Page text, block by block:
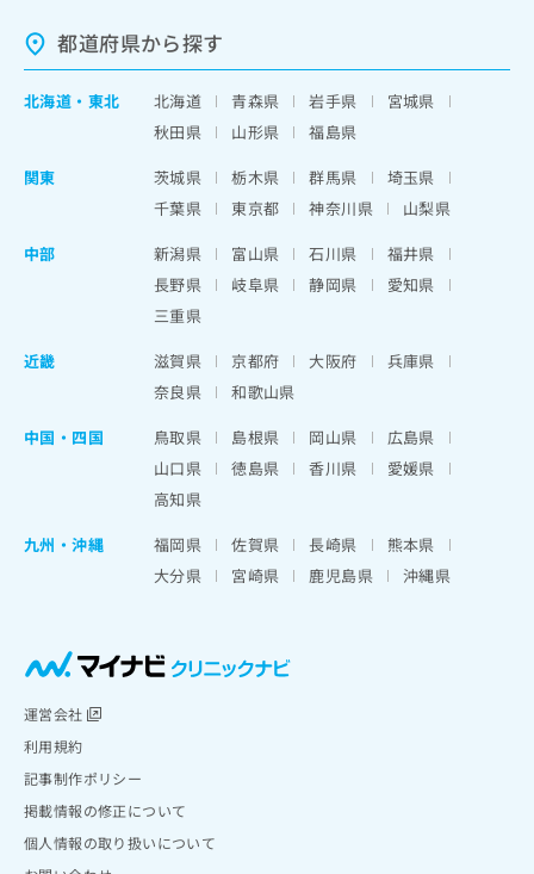
都道府県から探す
北海道 ・ 東北 北海道 青森県 岩手県
宮城県
秋田県
山形県
福島県
関東
茨城県 栃木県 群馬県
埼玉県
千葉県
東京都 神奈川県
山梨県
中部
新潟県 富山県 石川県
福井県
長野県
岐阜県 静岡県
愛知県
三重県
近畿
滋賀県 京都府 大阪府
兵庫県
奈良県
和歌山県
中国・四国
鳥取県 島根県 岡山県
広島県
山口県
徳島県 香川県
愛媛県
高知県
九州・沖縄
福岡県 佐賀県 長崎県
熊本県
大分県
宮崎県 鹿児島県 沖縄県
運営会社
利用規約
記事制作ポリシー
掲載情報の修正について
個人情報の取り扱いについて